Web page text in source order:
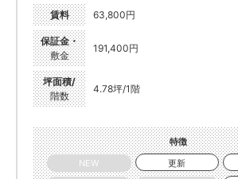
賃料 63,800円
保証金・
敷金
191,400円
坪面積/
階数
4.78坪/1階
特徴
NEW
更新